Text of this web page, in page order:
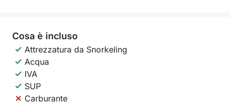
Cosa è incluso
Attrezzatura da Snorkeling
Acqua
IVA
SUP
Carburante